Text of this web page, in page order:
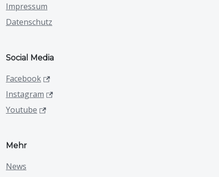
Impressum
Datenschutz
Social Media
Facebook
Instagram
Youtube
Mehr
News